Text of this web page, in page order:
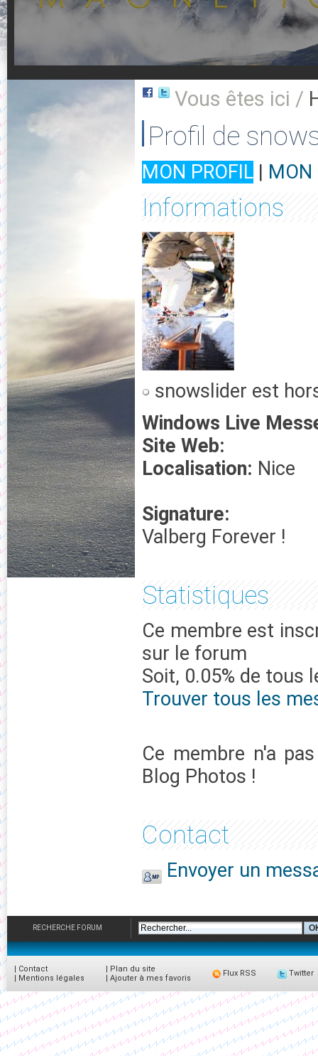
Vous êtes ici /
Profil de
MON PROFIL | MON
Informations
snowslider est
Windows Live
Site Web:
Localisation: Nice
Signature:
Valberg Forever !
Statistiques
Ce membre est
sur le forum
Soit, 0.05% de tous
Trouver tous les
Ce membre n'a
Blog Photos !
Contact
Envoyer un
RECHERCHE FORUM
| Contact
| Mentions légales
| Plan du site
| Ajouter à mes favoris
Flux RSS Twitter